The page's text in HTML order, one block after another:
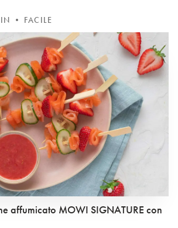
• FACILE
affumicato MOWI SIGNATURE con